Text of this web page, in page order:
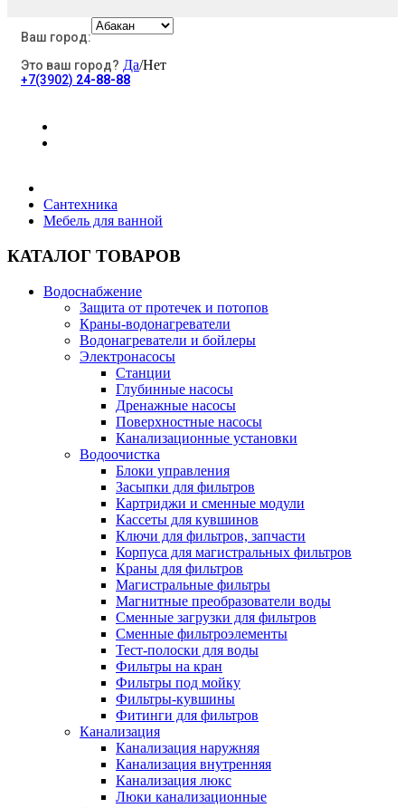
Электротовары
Хозяйственные товары
Строительные товары
Все для бани
Полезные статьи
Новости и Акции
Оплата и доставка
Сервис-центр
Адреса Сервис-центров
Ваш город:
Это ваш город? Да/Нет
+7(3902) 24-88-88
Сантехника
Мебель для ванной
КАТАЛОГ ТОВАРОВ
Водоснабжение
Защита от протечек и потопов
Краны-водонагреватели
Водонагреватели и бойлеры
Электронасосы
Станции
Глубинные насосы
Дренажные насосы
Поверхностные насосы
Канализационные установки
Водоочистка
Блоки управления
Засыпки для фильтров
Картриджи и сменные модули
Кассеты для кувшинов
Ключи для фильтров, запчасти
Корпуса для магистральных фильтров
Краны для фильтров
Магистральные фильтры
Магнитные преобразователи воды
Сменные загрузки для фильтров
Сменные фильтроэлементы
Тест-полоски для воды
Фильтры на кран
Фильтры под мойку
Фильтры-кувшины
Фитинги для фильтров
Канализация
Канализация наружняя
Канализация внутренняя
Канализация люкс
Люки канализационные